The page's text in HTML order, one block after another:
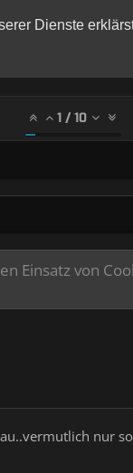
Dienste
1 / 10
Einsatz von
nur